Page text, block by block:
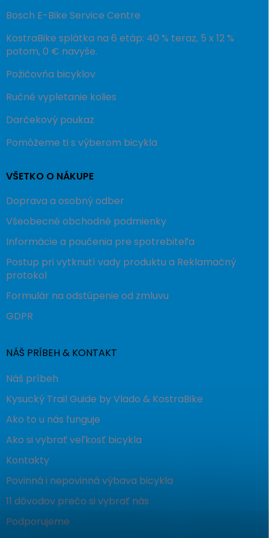
Bosch E-Bike Service Centre
KostraBike splátka na 6 etáp: 40 % teraz, 5 x 12 %
potom, 0 € navyše.
Požičovňa bicyklov
Ručné vypletanie kolies
Darčekový poukaz
Pomôžeme ti s výberom bicykla
VŠETKO O NÁKUPE
Doprava a osobný odber
Všeobecné obchodné podmienky
Informácie a poučenia pre spotrebiteľa
Postup pri vytknutí vady produktu a Reklamačný
protokol
Formulár na odstúpenie od zmluvu
GDPR
NÁŠ PRÍBEH & KONTAKT
Náš príbeh
Kysucký Trail Guide by Vlado & KostraBike
Ako to u nás funguje
Ako si vybrať veľkosť bicykla
Kontakty
Povinná i nepovinná výbava bicykla
11 dôvodov prečo si vybrať nás
Podporujeme